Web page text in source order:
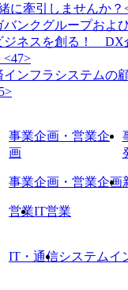
に牽引しませんか？
バンクグループおよ
ジネスを創る！ DX
インフラシステムの
事業企画・営業企
画
事業企画・営業企画
営業IT営業
IT・通信システムイ